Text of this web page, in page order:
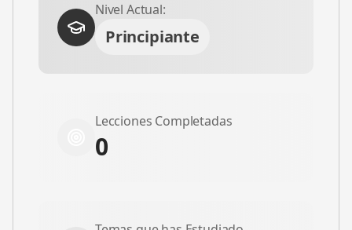
Nivel Actual:
Principiante
Lecciones Completadas
0